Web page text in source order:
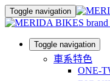
Toggle navigation
Toggle navigation
車系特色
ONE-